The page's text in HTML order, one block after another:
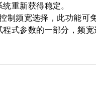
重新获得稳定。
制频宽选择，此功能可
式参数的一部分，频宽